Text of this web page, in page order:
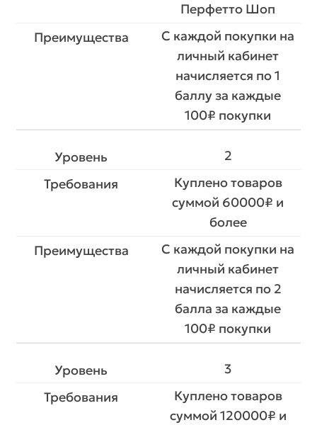
Перфетто Шоп
С каждой покупки на
личный кабинет
начисляется по 1
баллу за каждые
100₽ покупки
2
Куплено товаров
суммой 60000₽ и
более
С каждой покупки на
личный кабинет
начисляется по 2
балла за каждые
100₽ покупки
3
Куплено товаров
суммой 120000₽ и